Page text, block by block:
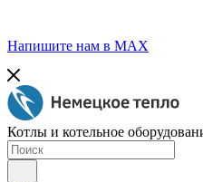
Напишите нам в МАХ
Котлы и котельное